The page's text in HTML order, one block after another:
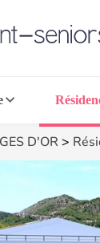
D'OR >